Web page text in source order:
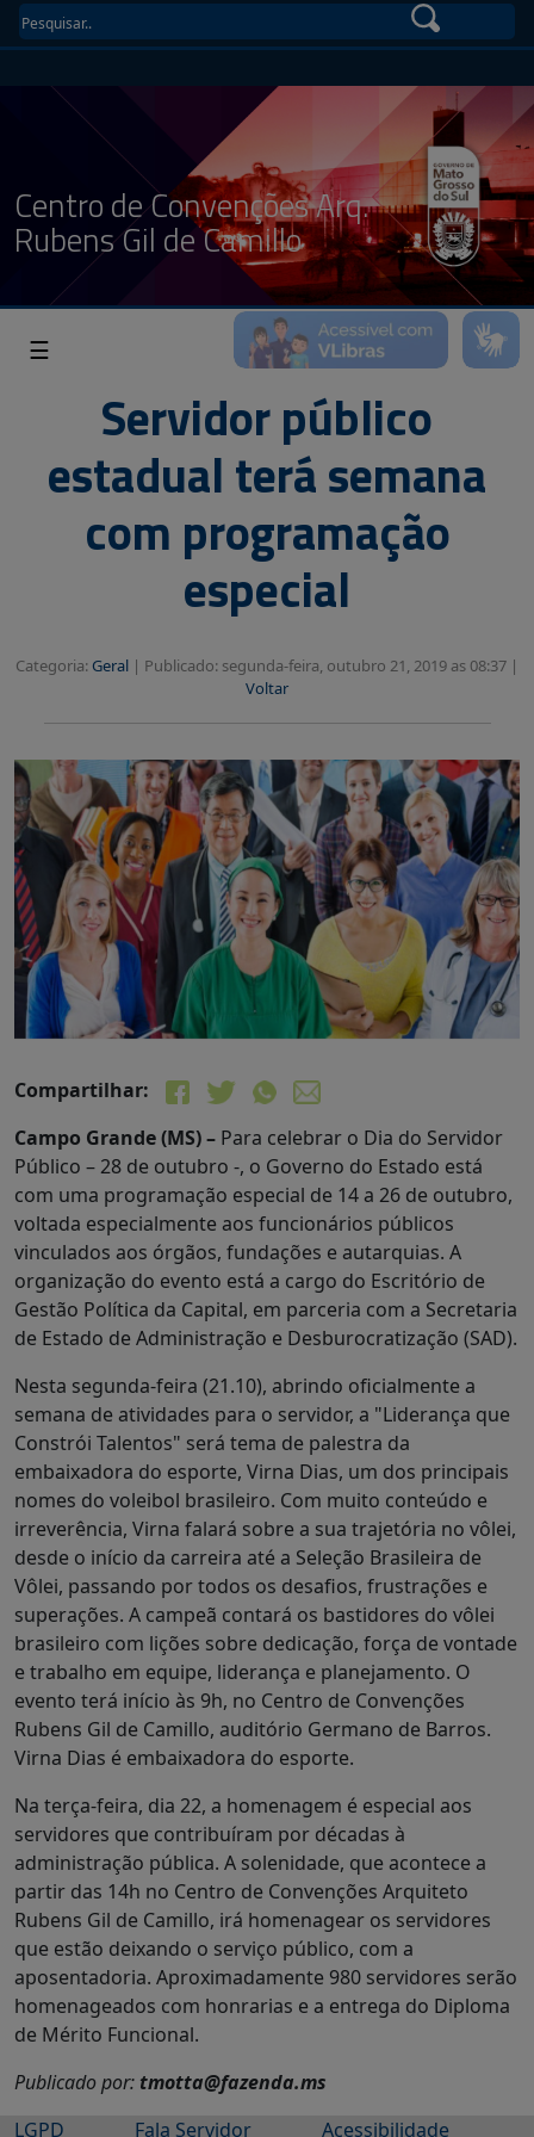
Centro de Convenções Arq.
Rubens Gil de Camillo
☰
Servidor público
estadual terá semana
com programação
especial
Categoria: Geral | Publicado: segunda-feira, outubro 21, 2019 as 08:37 |
Voltar
Compartilhar:
Campo Grande (MS) – Para celebrar o Dia do Servidor
Público – 28 de outubro -, o Governo do Estado está
com uma programação especial de 14 a 26 de outubro,
voltada especialmente aos funcionários públicos
vinculados aos órgãos, fundações e autarquias. A
organização do evento está a cargo do Escritório de
Gestão Política da Capital, em parceria com a Secretaria
de Estado de Administração e Desburocratização (SAD).
Nesta segunda-feira (21.10), abrindo oficialmente a
semana de atividades para o servidor, a "Liderança que
Constrói Talentos" será tema de palestra da
embaixadora do esporte, Virna Dias, um dos principais
nomes do voleibol brasileiro. Com muito conteúdo e
irreverência, Virna falará sobre a sua trajetória no vôlei,
desde o início da carreira até a Seleção Brasileira de
Vôlei, passando por todos os desafios, frustrações e
superações. A campeã contará os bastidores do vôlei
brasileiro com lições sobre dedicação, força de vontade
e trabalho em equipe, liderança e planejamento. O
evento terá início às 9h, no Centro de Convenções
Rubens Gil de Camillo, auditório Germano de Barros.
Virna Dias é embaixadora do esporte.
Na terça-feira, dia 22, a homenagem é especial aos
servidores que contribuíram por décadas à
administração pública. A solenidade, que acontece a
partir das 14h no Centro de Convenções Arquiteto
Rubens Gil de Camillo, irá homenagear os servidores
que estão deixando o serviço público, com a
aposentadoria. Aproximadamente 980 servidores serão
homenageados com honrarias e a entrega do Diploma
de Mérito Funcional.
Publicado por: tmotta@fazenda.ms
LGPD
Fala Servidor Acessibilidade